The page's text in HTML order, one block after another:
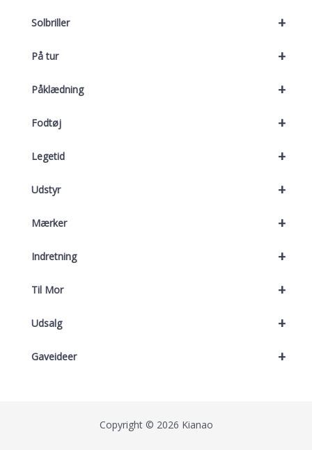
+
Solbriller
+
På tur
+
Påklædning
+
Fodtøj
+
Legetid
+
Udstyr
+
Mærker
+
Indretning
+
Til Mor
+
Udsalg
+
Gaveideer
Copyright © 2026 Kianao